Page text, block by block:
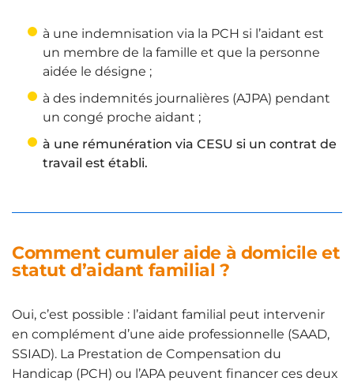
à une indemnisation via la PCH si l’aidant est
un membre de la famille et que la personne
aidée le désigne ;
à des indemnités journalières (AJPA) pendant
un congé proche aidant ;
à une rémunération via CESU si un contrat de
travail est établi.
Comment cumuler aide à domicile et
statut d’aidant familial ?
Oui, c’est possible : l’aidant familial peut intervenir
en complément d’une aide professionnelle (SAAD,
SSIAD). La Prestation de Compensation du
Handicap (PCH) ou l’APA peuvent financer ces deux